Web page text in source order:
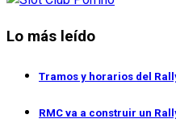
Lo más leído
Tramos y horarios del
RMC va a construir un